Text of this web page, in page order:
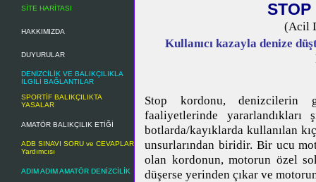
SİTE HARİTASI
HAKKIMIZDA
DUYURULAR
DENİZCİLİK VE BALIKÇILIKLA
İLGİLİ BAĞLANTILAR
SPORTİF BALIKÇILIKTA
YASALAR
AMATÖR BALIKÇILIK ETİĞİ
ADB SINAVI SORU ve CEVAPLAR
Yardımcısı
ADIM ADIM AMATÖR DENİZCİLİK
(Acil
Kullanıcı kazayla denize
Stop kordonu, denizcilerin
faaliyetlerinde
botlarda/kayıklarda kullanılan
unsurlarından biridir. Bir ucu
olan kordonun, motorun özel
düşerse yerinden çıkar ve